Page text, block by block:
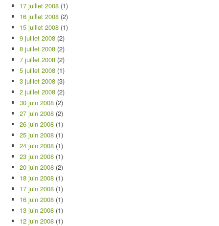
17 juillet 2008 (1)
16 juillet 2008 (2)
15 juillet 2008 (1)
9 juillet 2008 (2)
8 juillet 2008 (2)
7 juillet 2008 (2)
5 juillet 2008 (1)
3 juillet 2008 (3)
2 juillet 2008 (2)
30 juin 2008 (2)
27 juin 2008 (2)
26 juin 2008 (1)
25 juin 2008 (1)
24 juin 2008 (1)
23 juin 2008 (1)
20 juin 2008 (2)
18 juin 2008 (1)
17 juin 2008 (1)
16 juin 2008 (1)
13 juin 2008 (1)
12 juin 2008 (1)